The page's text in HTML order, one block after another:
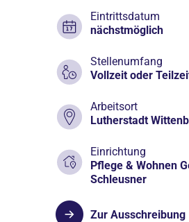
Eintrittsdatum
nächstmöglich
Stellenumfang
Vollzeit oder
Arbeitsort
Lutherstadt
Einrichtung
Pflege & Wohnen
Schleusner
Zur Ausschreibung